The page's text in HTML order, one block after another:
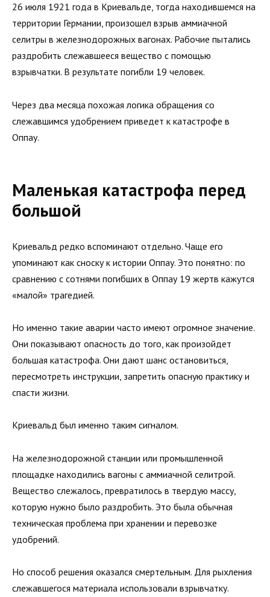
26 июля 1921 года в Криевальде, тогда находившемся на
территории Германии, произошел взрыв аммиачной
селитры в железнодорожных вагонах. Рабочие пытались
раздробить слежавшееся вещество с помощью
взрывчатки. В результате погибли 19 человек.
Через два месяца похожая логика обращения со
слежавшимся удобрением приведет к катастрофе в
Оппау.
Маленькая катастрофа перед
большой
Криевальд редко вспоминают отдельно. Чаще его
упоминают как сноску к истории Оппау. Это понятно: по
сравнению с сотнями погибших в Оппау 19 жертв кажутся
«малой» трагедией.
Но именно такие аварии часто имеют огромное значение.
Они показывают опасность до того, как произойдет
большая катастрофа. Они дают шанс остановиться,
пересмотреть инструкции, запретить опасную практику и
спасти жизни.
Криевальд был именно таким сигналом.
На железнодорожной станции или промышленной
площадке находились вагоны с аммиачной селитрой.
Вещество слежалось, превратилось в твердую массу,
которую нужно было раздробить. Это была обычная
техническая проблема при хранении и перевозке
удобрений.
Но способ решения оказался смертельным. Для рыхления
слежавшегося материала использовали взрывчатку.